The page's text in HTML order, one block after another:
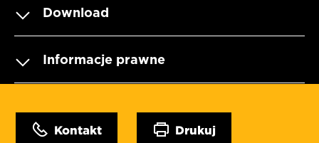
Download
Informacje prawne
Kontakt Drukuj